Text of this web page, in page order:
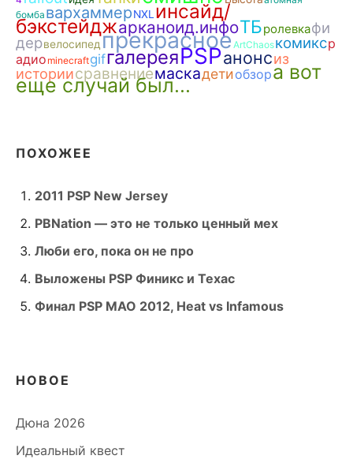
бомба вархаммерNXL инсайд/
бэкстейджарканоид.инфоТБролевкафи
дервелосипед прекрасноеArtChaosкомикср
адио minecraftgifгалереяPSPанонсиз
историисравнениемаскадетиобзора вот
еще случай был...
ПОХОЖЕЕ
2011 PSP New Jersey
PBNation — это не только ценный мех
Люби его, пока он не про
Выложены PSP Финикс и Техас
Финал PSP MAO 2012, Heat vs Infamous
НОВОЕ
Дюна 2026
Идеальный квест